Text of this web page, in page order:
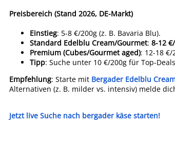
Preisbereich (Stand 2026, DE-Markt)
Einstieg: 5-8 €/200g (z. B. Bavaria Blu).
Standard Edelblu Cream/Gourmet: 8-12
Premium (Cubes/Gourmet aged): 12-18 €/
Tipp: Suche unter 10 €/200g für Top-
Empfehlung: Starte mit Bergader Edelblu
Alternativen (z. B. milder vs. intensiv) melde
Jetzt live Suche nach bergader käse starten!